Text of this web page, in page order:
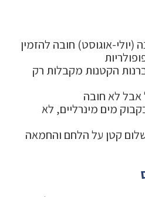
(יולי-אוגוסט) חובה להזמין
הקטנות מקבלות רק
מים מינרליים, לא
קטן על הלחם והחמאה